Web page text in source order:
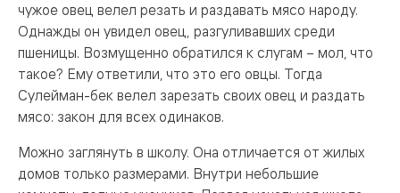
чужое овец велел резать и раздавать мясо народу.
Однажды он увидел овец, разгуливавших среди
пшеницы. Возмущенно обратился к слугам – мол, что
такое? Ему ответили, что это его овцы. Тогда
Сулейман-бек велел зарезать своих овец и раздать
мясо: закон для всех одинаков.
Можно заглянуть в школу. Она отличается от жилых
домов только размерами. Внутри небольшие